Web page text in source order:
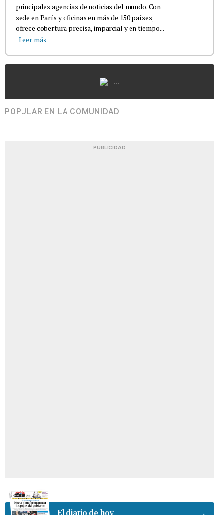
principales agencias de noticias del mundo. Con
sede en París y oficinas en más de 150 países,
ofrece cobertura precisa, imparcial y en tiempo...
Leer más
...
POPULAR EN LA COMUNIDAD
PUBLICIDAD
El diario de hoy